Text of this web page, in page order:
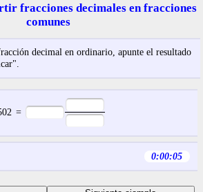
fracciones decimales en fracciones
comunes
decimal en ordinario, apunte el resultado
=
0:00:06